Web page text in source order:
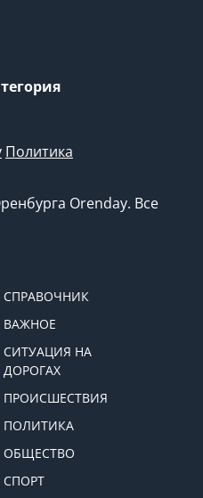
Политика
Orenday. Все
СПРАВОЧНИК
ВАЖНОЕ
СИТУАЦИЯ НА
ДОРОГАХ
ПРОИСШЕСТВИЯ
ПОЛИТИКА
ОБЩЕСТВО
СПОРТ